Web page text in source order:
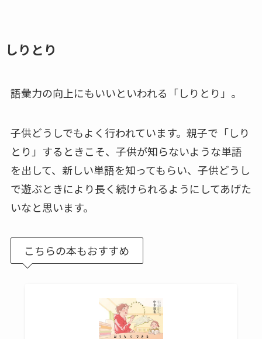
しりとり
語彙力の向上にもいいといわれる「しりとり」。
子供どうしでもよく行われています。親子で「しり
とり」するときこそ、子供が知らないような単語
を出して、新しい単語を知ってもらい、子供どうし
で遊ぶときにより長く続けられるようにしてあげた
いなと思います。
こちらの本もおすすめ